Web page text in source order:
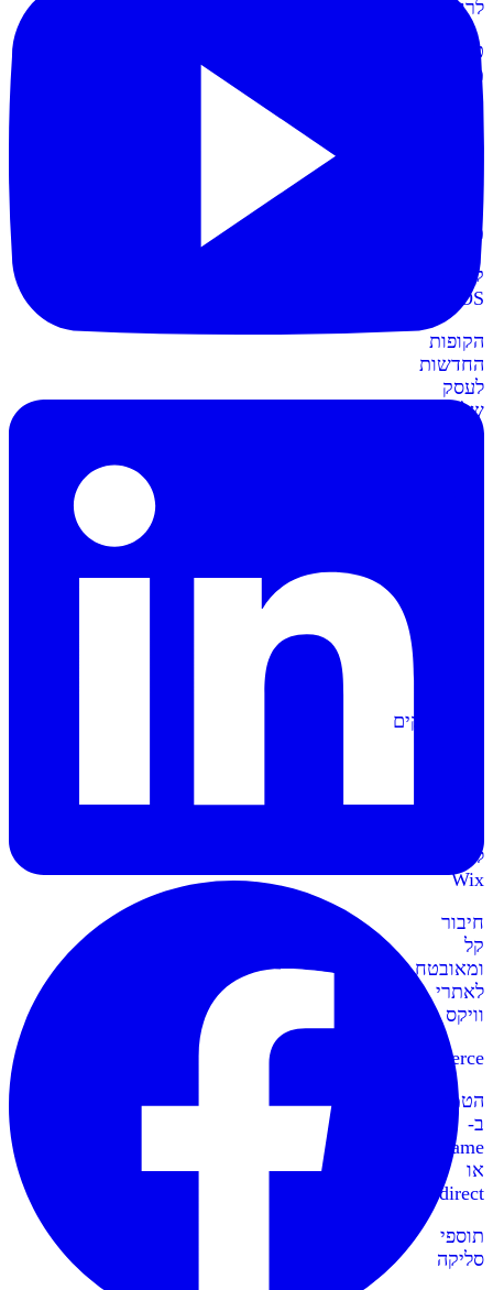
לרווחית
כרטיסי
מועדון
תשלום
קל
עם
כרטיסי
מועדון
קופות
POS
הקופות
החדשות
לעסק
שלכם
מתממשקים
ל-
Wix
חיבור
קל
ומאובטח
לאתרי
וויקס
WooCommerce
הטמעה
ב-
IFrame
או
Redirect
תוספי
סליקה